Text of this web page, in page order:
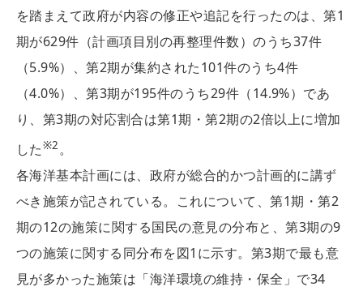
を踏まえて政府が内容の修正や追記を行ったのは、第1
期が629件（計画項目別の再整理件数）のうち37件
（5.9%）、第2期が集約された101件のうち4件
（4.0%）、第3期が195件のうち29件（14.9%）であ
り、第3期の対応割合は第1期・第2期の2倍以上に増加
した※2。
各海洋基本計画には、政府が総合的かつ計画的に講ず
べき施策が記されている。これについて、第1期・第2
期の12の施策に関する国民の意見の分布と、第3期の9
つの施策に関する同分布を図1に示す。第3期で最も意
見が多かった施策は「海洋環境の維持・保全」で34